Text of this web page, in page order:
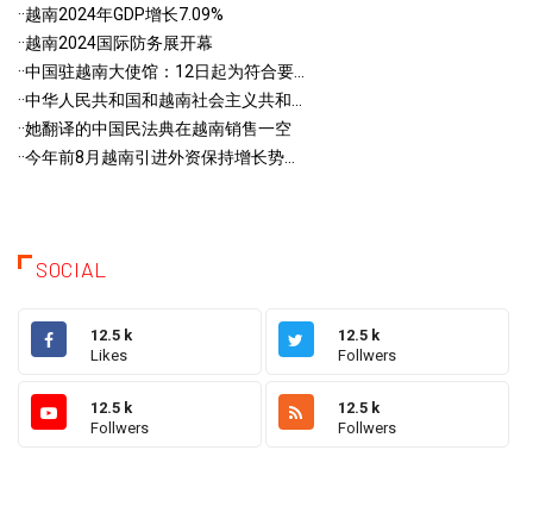
··越南2024年GDP增长7.09%
··越南2024国际防务展开幕
··中国驻越南大使馆：12日起为符合要...
··中华人民共和国和越南社会主义共和...
··她翻译的中国民法典在越南销售一空
··今年前8月越南引进外资保持增长势...
SOCIAL
12.5 k
Likes
12.5 k
Follwers
12.5 k
Follwers
12.5 k
Follwers